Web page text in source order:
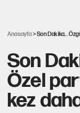
Anasayfa > Son Dakika...
Son
Özel
kez